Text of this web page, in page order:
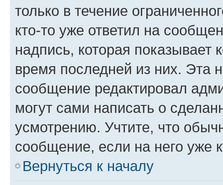
только в течение
кто-то уже ответил на
надпись, которая показывает
время последней из них. Эта
сообщение редактировал
могут сами написать о
усмотрению. Учтите, что
сообщение, если на него уже
Вернуться к началу